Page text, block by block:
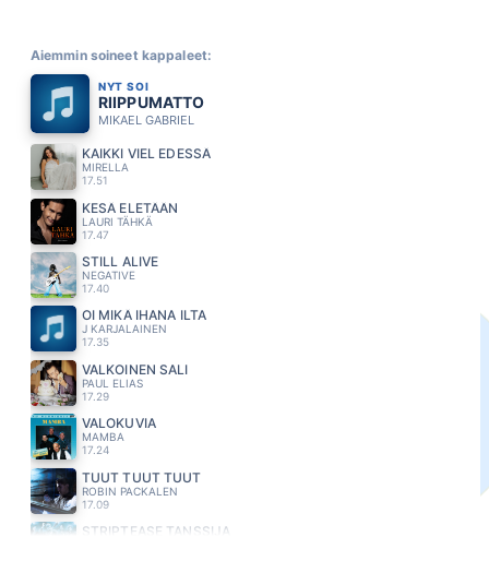
Aiemmin soineet kappaleet:
NYT SOI
RIIPPUMATTO
MIKAEL GABRIEL
KAIKKI VIEL EDESSÄ
MIRELLA
17.51
KESÄ ELETÄÄN
LAURI TÄHKÄ
17.47
STILL ALIVE
NEGATIVE
17.40
OI MIKÄ IHANA ILTA
J KARJALAINEN
17.35
VALKOINEN SALI
PAUL ELIAS
17.29
VALOKUVIA
MAMBA
17.24
TUUT TUUT TUUT
ROBIN PACKALEN
17.09
STRIPTEASE TANSSIJA